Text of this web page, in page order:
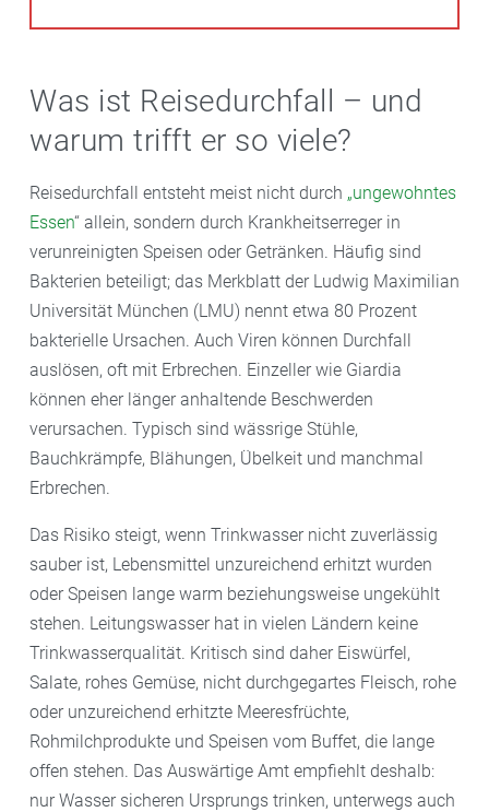
Was ist Reisedurchfall – und
warum trifft er so viele?
Reisedurchfall entsteht meist nicht durch „ungewohntes
Essen“ allein, sondern durch Krankheitserreger in
verunreinigten Speisen oder Getränken. Häufig sind
Bakterien beteiligt; das Merkblatt der Ludwig Maximilian
Universität München (LMU) nennt etwa 80 Prozent
bakterielle Ursachen. Auch Viren können Durchfall
auslösen, oft mit Erbrechen. Einzeller wie Giardia
können eher länger anhaltende Beschwerden
verursachen. Typisch sind wässrige Stühle,
Bauchkrämpfe, Blähungen, Übelkeit und manchmal
Erbrechen.
Das Risiko steigt, wenn Trinkwasser nicht zuverlässig
sauber ist, Lebensmittel unzureichend erhitzt wurden
oder Speisen lange warm beziehungsweise ungekühlt
stehen. Leitungswasser hat in vielen Ländern keine
Trinkwasserqualität. Kritisch sind daher Eiswürfel,
Salate, rohes Gemüse, nicht durchgegartes Fleisch, rohe
oder unzureichend erhitzte Meeresfrüchte,
Rohmilchprodukte und Speisen vom Buffet, die lange
offen stehen. Das Auswärtige Amt empfiehlt deshalb:
nur Wasser sicheren Ursprungs trinken, unterwegs auch